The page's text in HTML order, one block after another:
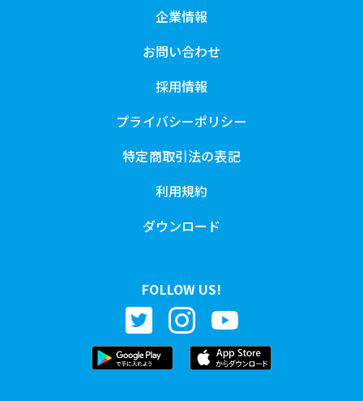
企業情報
お問い合わせ
採用情報
プライバシーポリシー
特定商取引法の表記
利用規約
ダウンロード
FOLLOW US!